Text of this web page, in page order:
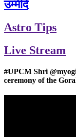
उम्मीदें
Astro Tips
Live Stream
#UPCM Shri
ceremony of the